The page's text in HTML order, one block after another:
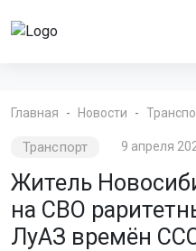
Главная Новости
Транспорт 9 апреля
Житель
на СВО
ЛуАЗ времён